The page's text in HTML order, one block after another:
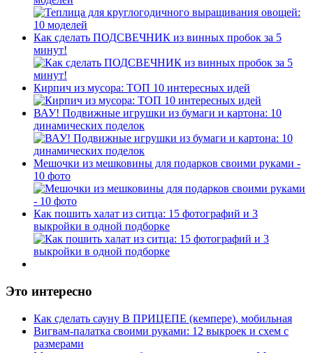
Как сделать ПОДСВЕЧНИК из винных пробок за 5
минут!
Кирпич из мусора: ТОП 10 интересных идей
ВАУ! Подвижные игрушки из бумаги и картона: 10
динамических поделок
Мешочки из мешковины для подарков своими руками -
10 фото
Как пошить халат из ситца: 15 фотографий и 3
выкройки в одной подборке
Это интересно
Как сделать сауну В ПРИЦЕПЕ (кемпере), мобильная
Вигвам-палатка своими руками: 12 выкроек и схем с
размерами